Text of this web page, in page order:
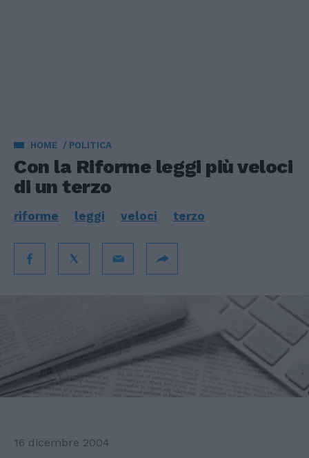
HOME POLITICA
Con la Riforme leggi più veloci
di un terzo
riforme leggi veloci terzo
16 dicembre 2004